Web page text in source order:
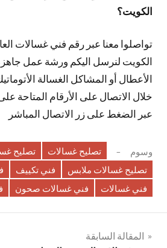
الكويت؟
تواصلوا معنا عبر رقم فني غسالات
الكويت لنرسل اليكم ورشة عمل
الأعطال أو المشاكل الغسالة
خلال الاتصال على الأرقام المتاحة
عبر الضغط على زر الاتصال المباشر
وسوم تصليح غسالات
تصليح
تصليح غسالات ملابس
فني تكييف
فني غسالات
فني غسالات صحون
تصفّح
المقالة السابقة